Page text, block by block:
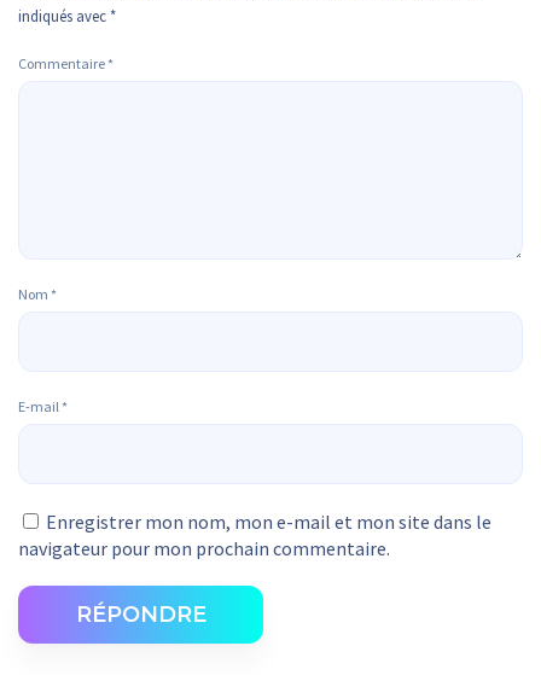
indiqués avec *
Commentaire *
Nom *
E-mail *
Enregistrer mon nom, mon e-mail et mon site dans le
navigateur pour mon prochain commentaire.
RÉPONDRE